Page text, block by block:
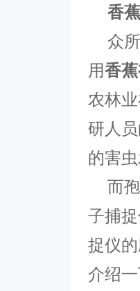
香
众
用香
农林
研人
的害
而
子捕
捉仪
介绍